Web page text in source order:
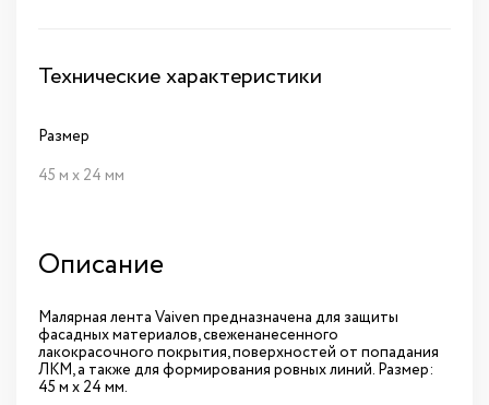
Технические характеристики
Размер
45 м х 24 мм
Описание
Малярная лента Vaiven предназначена для защиты
фасадных материалов, свеженанесенного
лакокрасочного покрытия, поверхностей от попадания
ЛКМ, а также для формирования ровных линий. Размер:
45 м х 24 мм.